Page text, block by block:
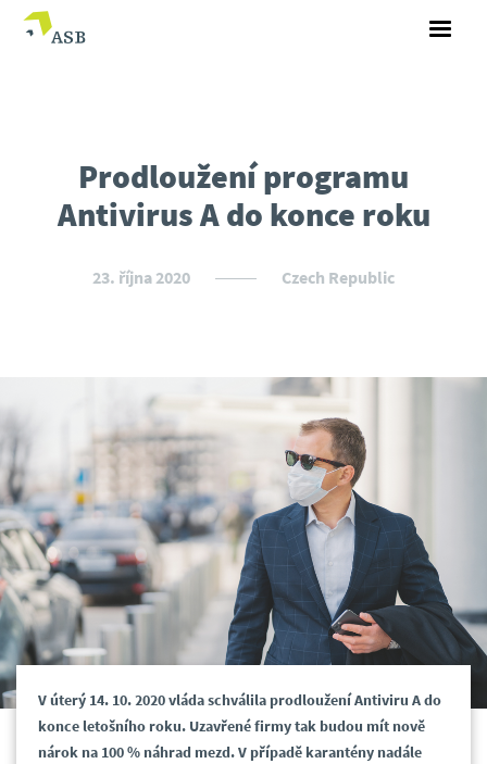
Prodloužení programu
Antivirus A do konce roku
23. října 2020 Czech Republic
V úterý 14. 10. 2020 vláda schválila prodloužení Antiviru A do
konce letošního roku. Uzavřené firmy tak budou mít nově
nárok na 100 % náhrad mezd. V případě karantény nadále